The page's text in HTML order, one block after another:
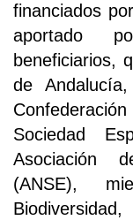
financiados
aportado
beneficiarios,
de
Sociedad
Asociación
(ANSE),